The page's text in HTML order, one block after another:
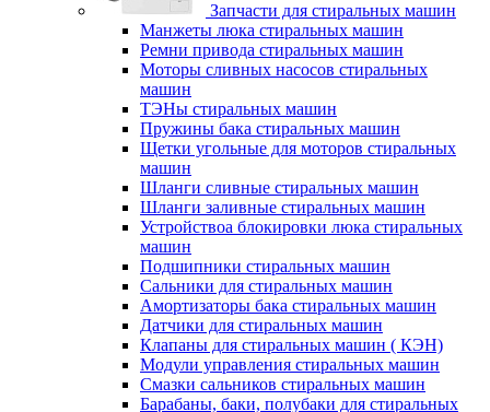
Запчасти для стиральных машин
Манжеты люка стиральных машин
Ремни привода стиральных машин
Моторы сливных насосов стиральных
машин
ТЭНы стиральных машин
Пружины бака стиральных машин
Щетки угольные для моторов стиральных
машин
Шланги сливные стиральных машин
Шланги заливные стиральных машин
Устройствоа блокировки люка стиральных
машин
Подшипники стиральных машин
Сальники для стиральных машин
Амортизаторы бака стиральных машин
Датчики для стиральных машин
Клапаны для стиральных машин ( КЭН)
Модули управления стиральных машин
Смазки сальников стиральных машин
Барабаны, баки, полубаки для стиральных